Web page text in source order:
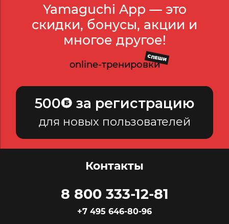
Yamaguchi App — это
скидки, бонусы, акции и
многое другое!
online-тренировки
СПЕШИ
500 за регистрацию
для новых пользователей
Контакты
8 800 333-12-81
+7 495 646-80-96